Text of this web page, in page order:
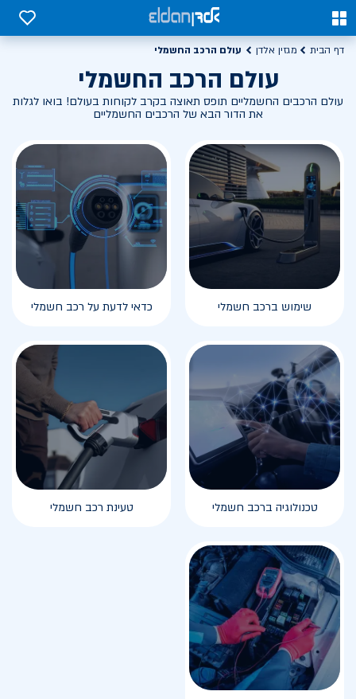
0
0
דף הבית מגזין אלדן עולם הרכב החשמלי
עולם הרכב החשמלי
עולם הרכבים החשמליים תופס תאוצה בקרב לקוחות בעולם! בואו לגלות
את הדור הבא של הרכבים החשמליים
שימוש ברכב חשמלי כדאי לדעת על רכב חשמלי
טכנולוגיה ברכב חשמלי טעינת רכב חשמלי